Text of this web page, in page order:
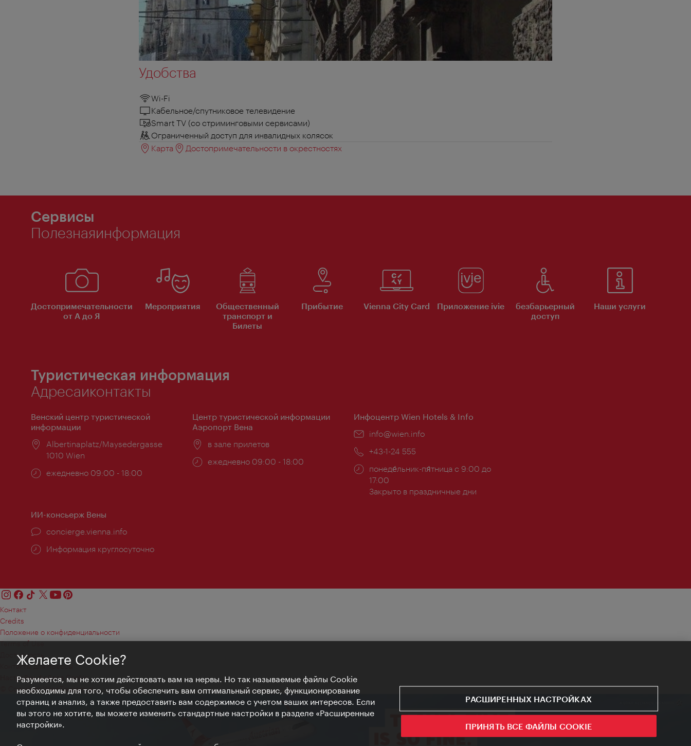
Удобства
Wi-Fi
Кабельное/спутниковое телевидение
Smart TV (со стриминговыми сервисами)
Ограниченный доступ для инвалидных колясок
Карта
Достопримечательности в окрестностях
Сервисы
Полезнаяинформация
Достопримечательности
от А до Я
Мероприятия
Общественный
транспорт и
Билеты
Прибытие Vienna City Card Приложение ivie
безбарьерный
доступ
Наши услуги
Туристическая информация
Адресаиконтакты
Венский центр туристической
информации
Расположение:
Albertinaplatz/Maysedergasse
1010 Wien
Часы
ежедневно 09:00 - 18:00
Центр туристической информации
Аэропорт Вена
Расположение:
в зале прилетов
Часы
ежедневно 09:00 - 18:00
Инфоцентр Wien Hotels & Info
Эл.
info@wien.info
Телефон:
+43-1-24 555
Часы
работы:
понеде́льник-пя́тница с 9:00 до
17:00
Закрыто в праздничные дни
ИИ-консьерж Вены
concierge.vienna.info
Информация круглосуточно
Контакт
Credits
Положение о конфиденциальности
Terms of Use
Доступность
Контакты для прессы
Настройки файлов Cookie
© Copyright WienTourismus
Желаете Cookie?
Разумеется, мы не хотим действовать вам на нервы. Но так называемые файлы Cookie
необходимы для того, чтобы обеспечить вам оптимальный сервис, функционирование
страниц и анализ, а также предоставить вам содержимое с учетом ваших интересов. Если
вы этого не хотите, вы можете изменить стандартные настройки в разделе «Расширенные
настройки».
РАСШИРЕННЫХ НАСТРОЙКАХ
ПРИНЯТЬ ВСЕ ФАЙЛЫ COOKIE